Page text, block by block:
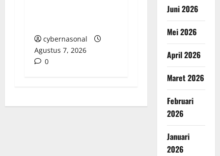
cybernasonal
Agustus 7, 2026
0
Juni 2026
Mei 2026
April 2026
Maret 2026
Februari
2026
Januari
2026